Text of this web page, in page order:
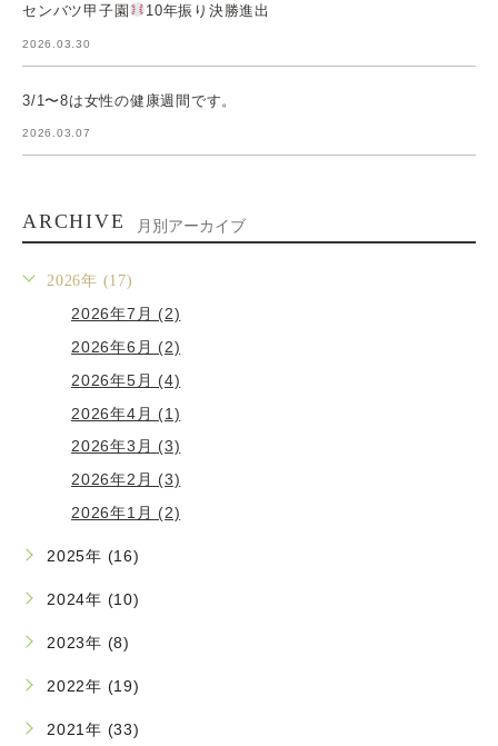
センバツ甲子園 10年振り決勝進出
2026.03.30
3/1〜8は女性の健康週間です。
2026.03.07
ARCHIVE 月別アーカイブ
2026年 (17)
2026年7月 (2)
2026年6月 (2)
2026年5月 (4)
2026年4月 (1)
2026年3月 (3)
2026年2月 (3)
2026年1月 (2)
2025年 (16)
2024年 (10)
2023年 (8)
2022年 (19)
2021年 (33)